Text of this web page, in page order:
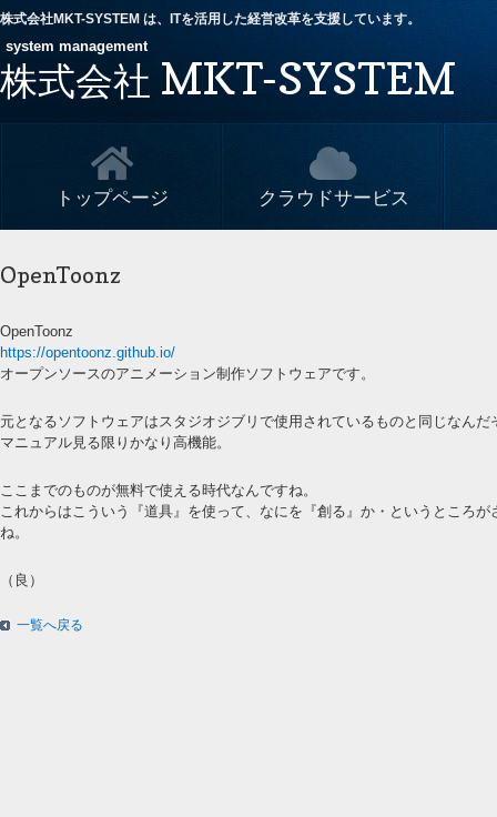
株式会社MKT-SYSTEM は、ITを活用した経営改革を支援しています。
system management
株式会社 MKT-SYSTEM
トップページ クラウドサービス
OpenToonz
OpenToonz
https://opentoonz.github.io/
オープンソースのアニメーション制作ソフトウェアです。
元となるソフトウェアはスタジオジブリで使用されているものと同じなんだ
マニュアル見る限りかなり高機能。
ここまでのものが無料で使える時代なんですね。
これからはこういう『道具』を使って、なにを『創る』か・というところ
ね。
（良）
一覧へ戻る